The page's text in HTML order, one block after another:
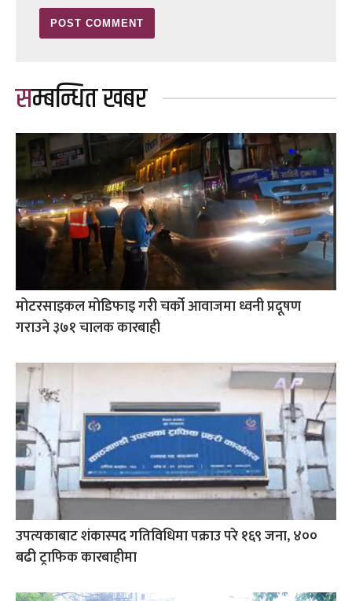
सम्बन्धित खबर
मोटरसाइकल मोडिफाइ गरी चर्को आवाजमा ध्वनी प्रदूषण
गराउने ३७१ चालक कारबाही
उपत्यकाबाट शंकास्पद गतिविधिमा पक्राउ परे १६९ जना, ४००
बढी ट्राफिक कारबाहीमा